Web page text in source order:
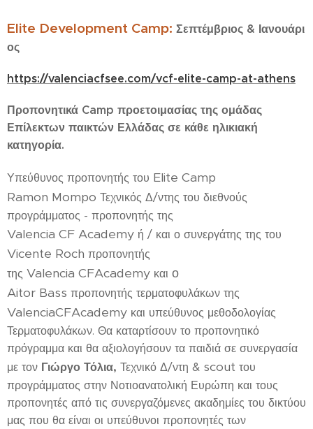
Elite Development Camp: Σεπτέμβριος & Ιανουάρι
ος
https://valenciacfsee.com/vcf-elite-camp-at-athens
Προπονητικά Camp προετοιμασίας της ομάδας
Επίλεκτων παικτών Ελλάδας σε κάθε ηλικιακή
κατηγορία.
Υπεύθυνος προπονητής του Elite Camp
Ramon Mompo Τεχνικός Δ/ντης του διεθνούς
προγράμματος - προπονητής της
Valencia CF Academy ή / και ο συνεργάτης της του
Vicente Roch προπονητής
της Valencia CFAcademy και ο
Aitor Bass προπονητής τερματοφυλάκων της
ValenciaCFAcademy και υπεύθυνος μεθοδολογίας
Τερματοφυλάκων. Θα καταρτίσουν το προπονητικό
πρόγραμμα και θα αξιολογήσουν τα παιδιά σε συνεργασία
με τον Γιώργο Τόλια, Τεχνικό Δ/ντη & scout του
προγράμματος στην Νοτιοανατολική Ευρώπη και τους
προπονητές από τις συνεργαζόμενες ακαδημίες του δικτύου
μας που θα είναι οι υπεύθυνοι προπονητές των